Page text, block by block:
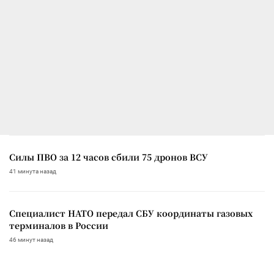
Силы ПВО за 12 часов сбили 75 дронов ВСУ
41 минута назад
Специалист НАТО передал СБУ координаты газовых
терминалов в России
46 минут назад